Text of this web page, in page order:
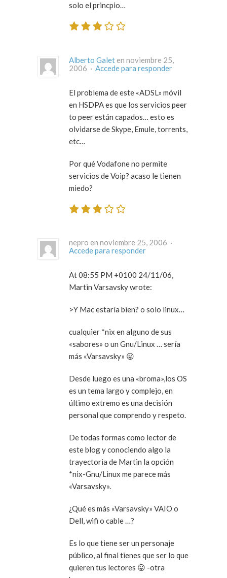
solo el princpio…
Alberto Galet en noviembre 25,
2006 · Accede para responder
El problema de este «ADSL» móvil
en HSDPA es que los servicios peer
to peer están capados… esto es
olvidarse de Skype, Emule, torrents,
etc…
Por qué Vodafone no permite
servicios de Voip? acaso le tienen
miedo?
nepro en noviembre 25, 2006 ·
Accede para responder
At 08:55 PM +0100 24/11/06,
Martin Varsavsky wrote:
>Y Mac estaría bien? o solo linux…
cualquier *nix en alguno de sus
«sabores» o un Gnu/Linux … sería
más «Varsavsky» 😛
Desde luego es una «broma»,los OS
es un tema largo y complejo, en
último extremo es una decisión
personal que comprendo y respeto.
De todas formas como lector de
este blog y conociendo algo la
trayectoria de Martin la opción
*nix-Gnu/Linux me parece más
«Varsavsky».
¿Qué es más «Varsavsky» VAIO o
Dell, wifi o cable …?
Es lo que tiene ser un personaje
público, al final tienes que ser lo que
quieren tus lectores 😛 -otra